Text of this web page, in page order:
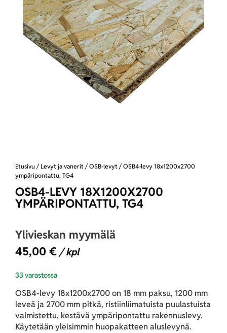
Etusivu / Levyt ja vanerit / OSB-levyt / OSB4-levy 18x1200x2700
ympäripontattu, TG4
OSB4-LEVY 18X1200X2700
YMPÄRIPONTATTU, TG4
Ylivieskan myymälä
45,00 € / kpl
33 varastossa
OSB4-levy 18x1200x2700 on 18 mm paksu, 1200 mm
leveä ja 2700 mm pitkä, ristiinliimatuista puulastuista
valmistettu, kestävä ympäripontattu rakennuslevy.
Käytetään yleisimmin huopakatteen aluslevynä.